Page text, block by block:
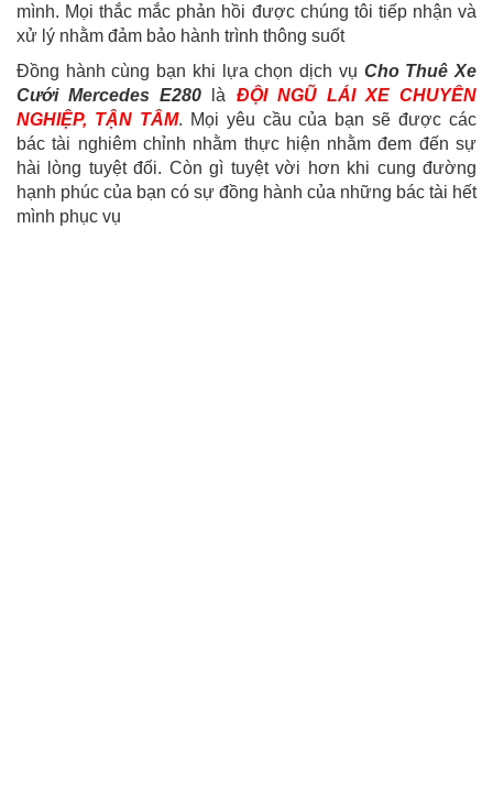
mình. Mọi thắc mắc phản hồi được chúng tôi tiếp nhận và
xử lý nhằm đảm bảo hành trình thông suốt
Đồng hành cùng bạn khi lựa chọn dịch vụ Cho Thuê Xe
Cưới Mercedes E280 là ĐỘI NGŨ LÁI XE CHUYÊN
NGHIỆP, TẬN TÂM. Mọi yêu cầu của bạn sẽ được các
bác tài nghiêm chỉnh nhằm thực hiện nhằm đem đến sự
hài lòng tuyệt đối. Còn gì tuyệt vời hơn khi cung đường
hạnh phúc của bạn có sự đồng hành của những bác tài hết
mình phục vụ